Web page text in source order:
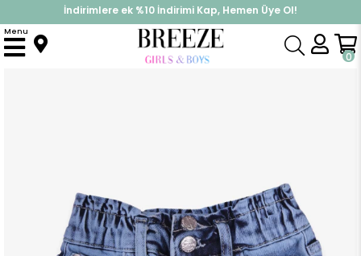
%30 Sepette Yaz İndirimi, Hemen Al!
İndirimlere ek %10 İndirimi Kap, Hemen Üye Ol!
0
Menu
Anasayfa Alt Giyim Kapri & Şort Kız Çocuk Şort Püsüllü Cepli Mavi (8-14 Yaş)